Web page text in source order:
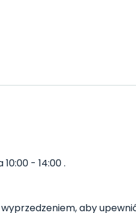
- 14:00 .
aby